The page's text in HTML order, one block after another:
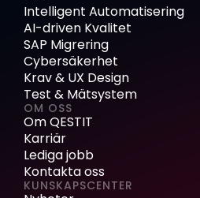
Intelligent Automatisering
AI-driven Kvalitet
SAP Migrering
Cybersäkerhet
Krav & UX Design
Test & Mätsystem
OM OSS
Om QESTIT
Karriär
Lediga jobb
Kontakta oss
KUNSKAPSCENTER